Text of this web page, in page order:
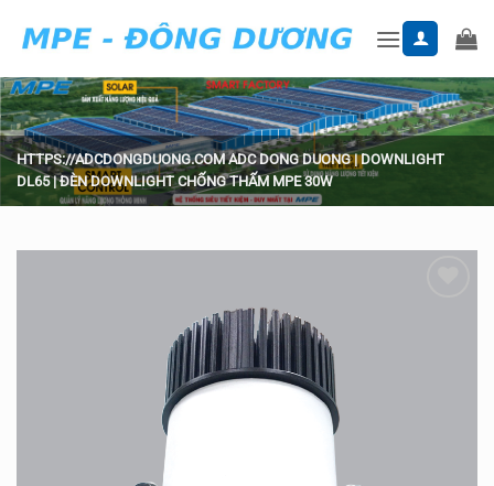
HTTPS://ADCDONGDUONG.COM ADC DONG DUONG|DOWNLIGHT
DL65|ĐÈN DOWNLIGHT CHỐNG THẤM MPE 30W